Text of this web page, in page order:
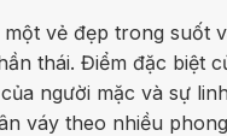
vẻ đẹp trong suốt
thái. Điểm đặc biệt
người mặc và sự
váy theo nhiều